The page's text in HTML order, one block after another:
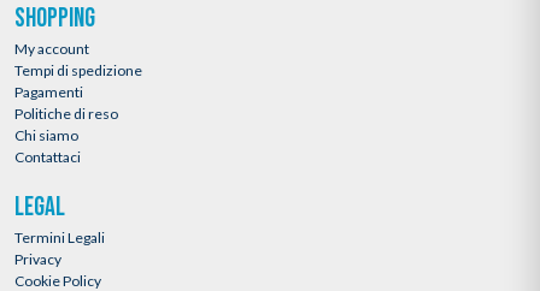
SHOPPING
My account
Tempi di spedizione
Pagamenti
Politiche di reso
Chi siamo
Contattaci
LEGAL
Termini Legali
Privacy
Cookie Policy